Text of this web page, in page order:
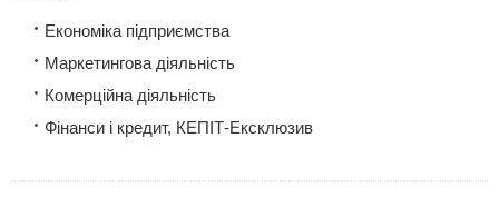
Економіка підприємства
Маркетингова діяльність
Комерційна діяльність
Фінанси і кредит, КЕПІТ-Ексклюзив